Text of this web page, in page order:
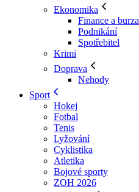
Ekonomika
Finance a burza
Podnikání
Spotřebitel
Krimi
Doprava
Nehody
Sport
Hokej
Fotbal
Tenis
Lyžování
Cyklistika
Atletika
Bojové sporty
ZOH 2026